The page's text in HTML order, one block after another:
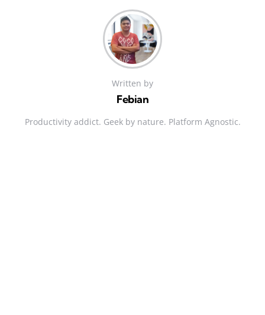
Written by
Febian
Productivity addict. Geek by nature. Platform Agnostic.